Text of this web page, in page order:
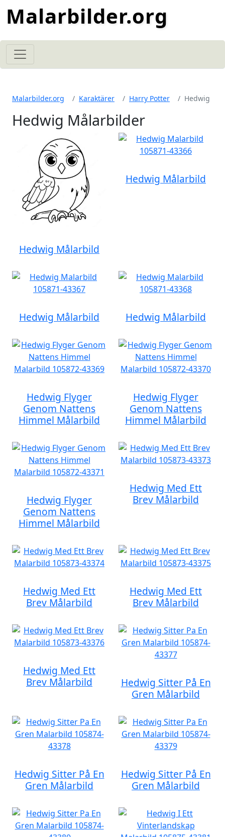
Malarbilder.org
Malarbilder.org Karaktärer Harry Potter Hedwig
Hedwig Målarbilder
Hedwig Målarbild
Hedwig Målarbild
Hedwig Målarbild Hedwig Målarbild
Hedwig Flyger
Genom Nattens
Himmel Målarbild
Hedwig Flyger
Genom Nattens
Himmel Målarbild
Hedwig Flyger
Genom Nattens
Himmel Målarbild
Hedwig Med Ett
Brev Målarbild
Hedwig Med Ett
Brev Målarbild
Hedwig Med Ett
Brev Målarbild
Hedwig Med Ett
Brev Målarbild
Hedwig Sitter På En
Gren Målarbild
Hedwig Sitter På En
Gren Målarbild
Hedwig Sitter På En
Gren Målarbild